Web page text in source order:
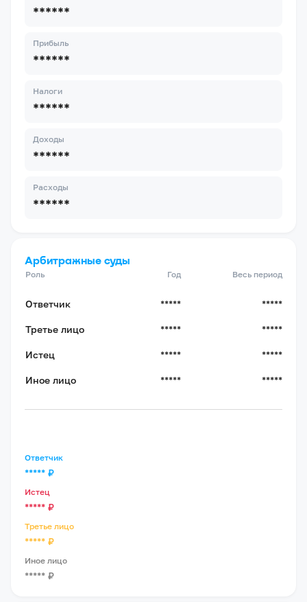
******
Прибыль
******
Налоги
******
Доходы
******
Расходы
******
Арбитражные суды
Роль Год Весь период
Ответчик ***** *****
Третье лицо ***** *****
Истец ***** *****
Иное лицо ***** *****
Ответчик
***** ₽
Истец
***** ₽
Третье лицо
***** ₽
Иное лицо
***** ₽